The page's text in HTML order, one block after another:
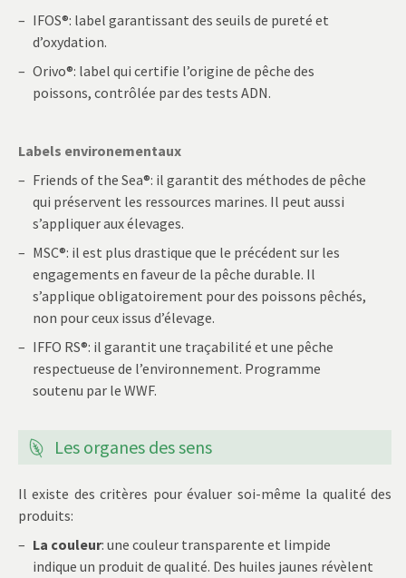
IFOS®: label garantissant des seuils de pureté et
d’oxydation.
Orivo®: label qui certifie l’origine de pêche des
poissons, contrôlée par des tests ADN.
Labels environementaux
Friends of the Sea®: il garantit des méthodes de pêche
qui préservent les ressources marines. Il peut aussi
s’appliquer aux élevages.
MSC®: il est plus drastique que le précédent sur les
engagements en faveur de la pêche durable. Il
s’applique obligatoirement pour des poissons pêchés,
non pour ceux issus d’élevage.
IFFO RS®: il garantit une traçabilité et une pêche
respectueuse de l’environnement. Programme
soutenu par le WWF.
Les organes des sens
Il existe des critères pour évaluer soi-même la qualité des
produits:
La couleur: une couleur transparente et limpide
indique un produit de qualité. Des huiles jaunes révèlent